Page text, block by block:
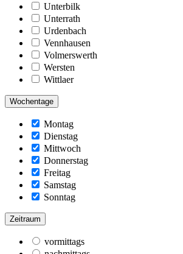
Unterbilk
Unterrath
Urdenbach
Vennhausen
Volmerswerth
Wersten
Wittlaer
Wochentage
Montag
Dienstag
Mittwoch
Donnerstag
Freitag
Samstag
Sonntag
Zeitraum
vormittags